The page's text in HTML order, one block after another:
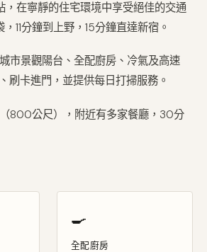
，在寧靜的住宅環境中享受絕佳的交通
11分鐘到上野，15分鐘直達新宿。
市景觀陽台、全配廚房、冷氣及高速
刷卡進門，並提供每日打掃服務。
800公尺），附近有多家餐廳，30分
🍳
全配廚房